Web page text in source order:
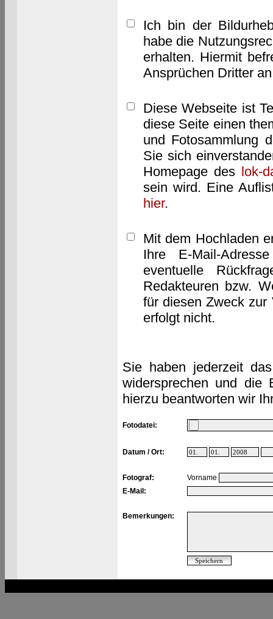
Ich bin der
habe die
erhalten. Hiermit
Ansprüchen Dritter
Diese Webseite ist
diese Seite einen
und Fotosammlung
Sie sich
Homepage des lok-
sein wird. Eine
hier.
Mit dem Hochladen
Ihre E-Mail-
eventuelle
Redakteuren bzw.
für diesen Zweck zur
erfolgt nicht.
Sie haben jederzeit
widersprechen und die
hierzu beantworten wir
Fotodatei:
Datum / Ort:
Fotograf:
Vorname
E-Mail:
Bemerkungen: